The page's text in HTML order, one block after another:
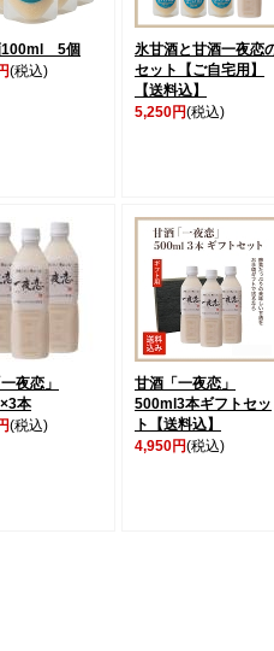
100ml 5個
(税込)
氷甘酒と甘酒一夜恋
セット【ご自宅用】
【送料込】
5,250円(税込)
夜恋」
本
(税込)
甘酒「一夜恋」
500ml3本ギフトセッ
ト【送料込】
4,950円(税込)